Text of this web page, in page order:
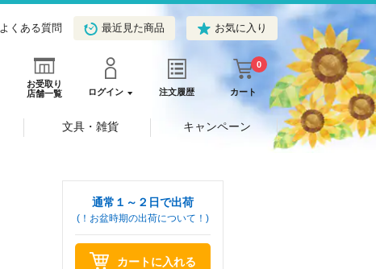
よくある質問 最近見た商品 お気に入り
お受取り
店舗一覧
ログイン 注文履歴 カート
0
文具・雑貨 キャンペーン
通常１～２日で出荷
(！お盆時期の出荷について！)
カートに入れる